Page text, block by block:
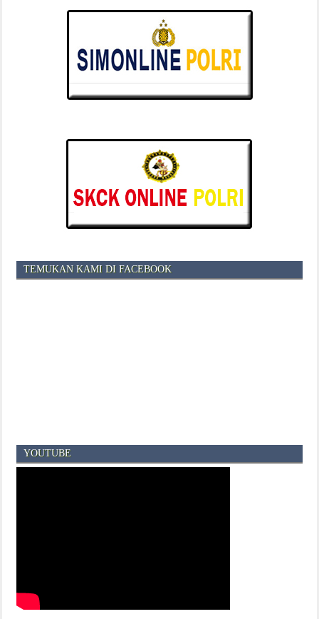
TEMUKAN KAMI DI FACEBOOK
YOUTUBE